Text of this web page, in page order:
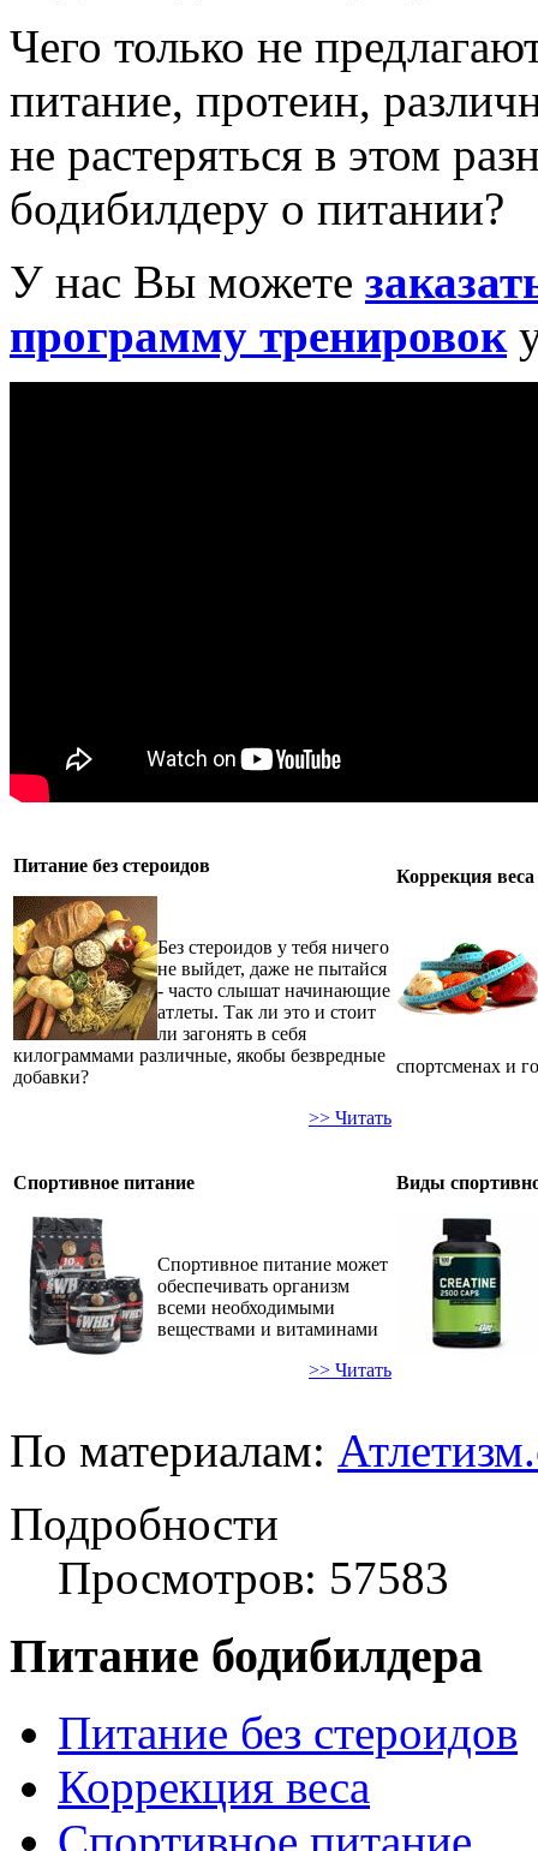
Чего только не
питание, протеин,
не растеряться в этом
бодибилдеру о питании?
У нас Вы можете
программу тренировок
Питание без стероидов
Без стероидов у тебя ничего
не выйдет, даже не пытайся
- часто слышат начинающие
атлеты. Так ли это и стоит
ли загонять в себя
килограммами различные, якобы безвредные
добавки?
>> Читать
Коррекция веса
спортсменах и
Спортивное питание
Спортивное питание может
обеспечивать организм
всеми необходимыми
веществами и витаминами
>> Читать
Виды
По материалам:
Подробности
Просмотров: 57583
Питание бодибилдера
Питание без стероидов
Коррекция веса